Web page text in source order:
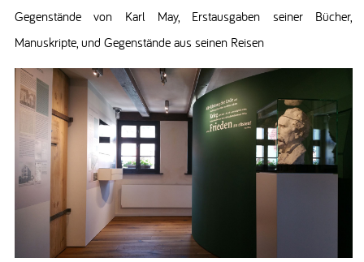
Gegenstände von Karl May, Erstausgaben seiner Bücher,
Manuskripte, und Gegenstände aus seinen Reisen